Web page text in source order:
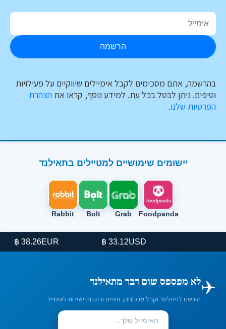
הרשמה
בהרשמה, אתם מסכימים לקבל אימיילים שיווקיים על פעילויות
וטיפים. ניתן לבטל בכל עת. למידע נוסף, קראו את הצהרת
הפרטיות שלנו.
יישומים שימושיים למטיילים בתאילנד
Foodpanda
Grab
Bolt
Rabbit
USD
33.12 ฿
EUR
38.26 ฿
✈️לא מפספס שום דבר מתאילנד
הירשם לניוזלטר וקבל עדכונים, טיפים וכתבות ישירות לאימייל